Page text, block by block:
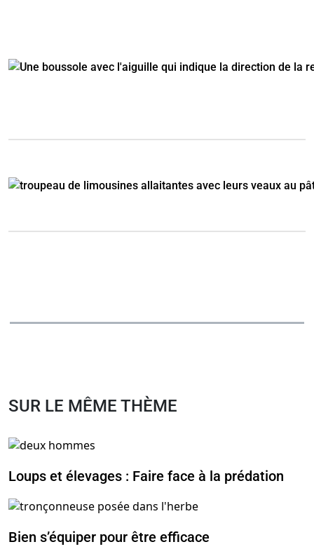
SUR LE MÊME THÈME
Loups et élevages : Faire face à la prédation
Bien s’équiper pour être efficace